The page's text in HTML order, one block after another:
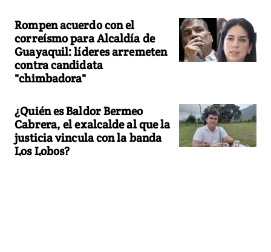
Rompen acuerdo con el
correísmo para Alcaldía de
Guayaquil: líderes arremeten
contra candidata
"chimbadora"
¿Quién es Baldor Bermeo
Cabrera, el exalcalde al que la
justicia vincula con la banda
Los Lobos?